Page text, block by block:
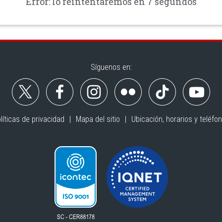
Síguenos en:
de privacidad Mapa del sitio Ubicación, horarios y